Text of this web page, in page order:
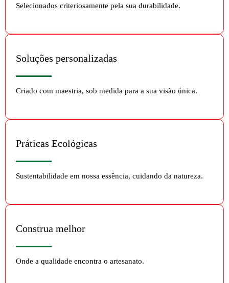
Selecionados criteriosamente pela sua durabilidade.
Soluções personalizadas
Criado com maestria, sob medida para a sua visão única.
Práticas Ecológicas
Sustentabilidade em nossa essência, cuidando da natureza.
Construa melhor
Onde a qualidade encontra o artesanato.